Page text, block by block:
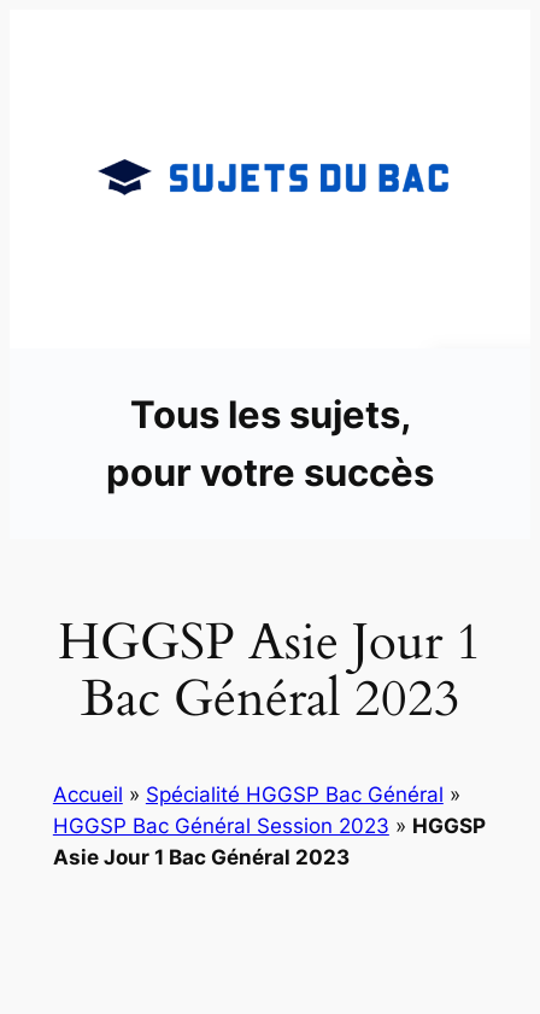
Tous les sujets,
pour votre succès
HGGSP Asie Jour 1
Bac Général 2023
Accueil » Spécialité HGGSP Bac Général »
HGGSP Bac Général Session 2023 » HGGSP
Asie Jour 1 Bac Général 2023